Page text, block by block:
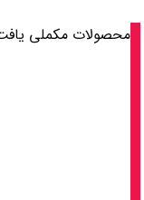
محصولات مکملی